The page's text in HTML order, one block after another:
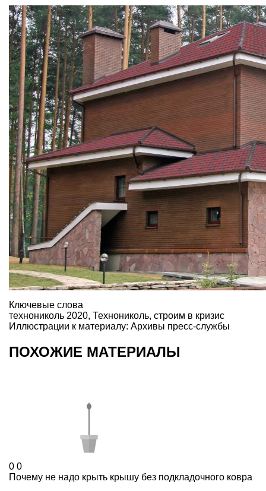
Ключевые слова
технониколь 2020, Технониколь, строим в кризис
Иллюстрации к материалу: Архивы пресс-службы
ПОХОЖИЕ МАТЕРИАЛЫ
0 0
Почему не надо крыть крышу без подкладочного ковра